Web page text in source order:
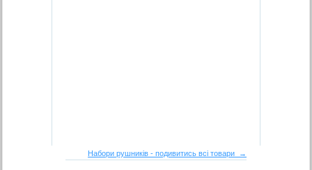
Набори рушників - подивитись всі товари →